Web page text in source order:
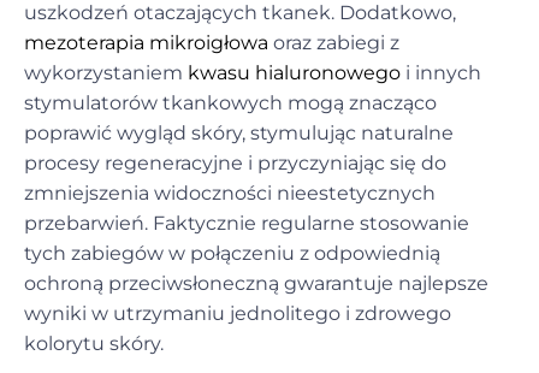
uszkodzeń otaczających tkanek. Dodatkowo,
mezoterapia mikroigłowa oraz zabiegi z
wykorzystaniem kwasu hialuronowego i innych
stymulatorów tkankowych mogą znacząco
poprawić wygląd skóry, stymulując naturalne
procesy regeneracyjne i przyczyniając się do
zmniejszenia widoczności nieestetycznych
przebarwień. Faktycznie regularne stosowanie
tych zabiegów w połączeniu z odpowiednią
ochroną przeciwsłoneczną gwarantuje najlepsze
wyniki w utrzymaniu jednolitego i zdrowego
kolorytu skóry.